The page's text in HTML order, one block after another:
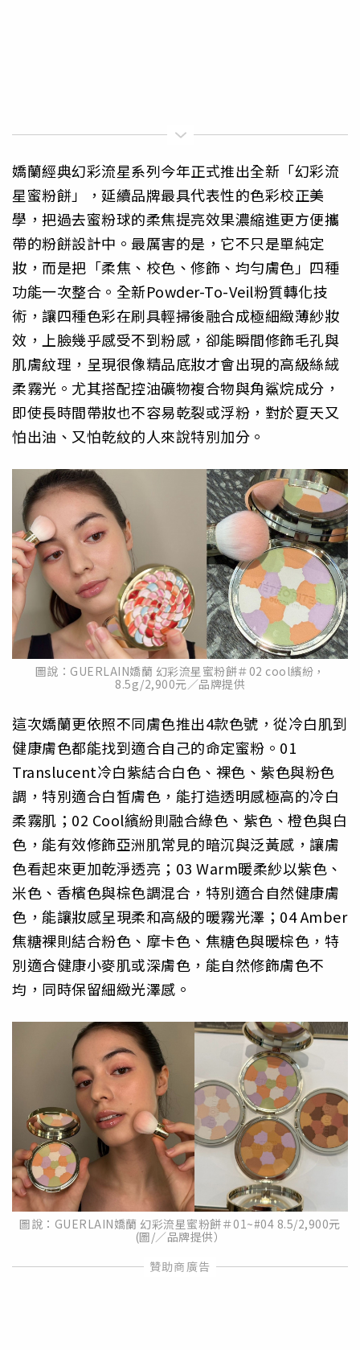
嬌蘭經典幻彩流星系列今年正式推出全新「幻彩流
星蜜粉餅」，延續品牌最具代表性的色彩校正美
學，把過去蜜粉球的柔焦提亮效果濃縮進更方便攜
帶的粉餅設計中。最厲害的是，它不只是單純定
妝，而是把「柔焦、校色、修飾、均勻膚色」四種
功能一次整合。全新Powder-To-Veil粉質轉化技
術，讓四種色彩在刷具輕掃後融合成極細緻薄紗妝
效，上臉幾乎感受不到粉感，卻能瞬間修飾毛孔與
肌膚紋理，呈現很像精品底妝才會出現的高級絲絨
柔霧光。尤其搭配控油礦物複合物與角鯊烷成分，
即使長時間帶妝也不容易乾裂或浮粉，對於夏天又
怕出油、又怕乾紋的人來說特別加分。
圖說：GUERLAIN嬌蘭 幻彩流星蜜粉餅＃02 cool繽紛，
8.5g/2,900元／品牌提供
這次嬌蘭更依照不同膚色推出4款色號，從冷白肌到
健康膚色都能找到適合自己的命定蜜粉。01
Translucent冷白紫結合白色、裸色、紫色與粉色
調，特別適合白皙膚色，能打造透明感極高的冷白
柔霧肌；02 Cool繽紛則融合綠色、紫色、橙色與白
色，能有效修飾亞洲肌常見的暗沉與泛黃感，讓膚
色看起來更加乾淨透亮；03 Warm暖柔紗以紫色、
米色、香檳色與棕色調混合，特別適合自然健康膚
色，能讓妝感呈現柔和高級的暖霧光澤；04 Amber
焦糖裸則結合粉色、摩卡色、焦糖色與暖棕色，特
別適合健康小麥肌或深膚色，能自然修飾膚色不
均，同時保留細緻光澤感。
圖說：GUERLAIN嬌蘭 幻彩流星蜜粉餅＃01~#04 8.5/2,900元
(圖/／品牌提供）